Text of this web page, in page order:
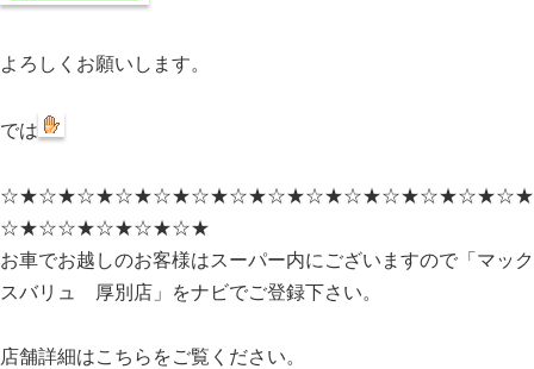
よろしくお願いします。
では
☆★☆★☆★☆★☆★☆★☆★☆★☆★☆★☆★☆★☆★☆★
☆★☆☆★☆★☆★☆★
お車でお越しのお客様はスーパー内にございますので「マック
スバリュ 厚別店」をナビでご登録下さい。
店舗詳細はこちらをご覧ください。